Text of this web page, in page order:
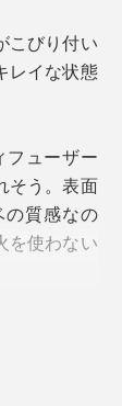
多忙なビ
こびり付い
レイな状態
フューザー
そう。表面
の質感なの
を使わない